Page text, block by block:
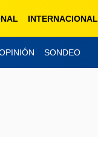
INTERNACIONAL
SONDEO